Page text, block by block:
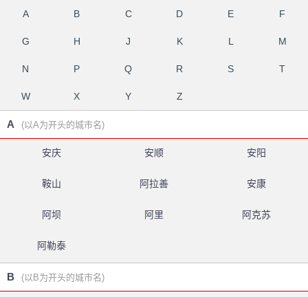
A B C D E F
G H J K L M
N P Q R S T
W X Y Z
A (以A为开头的城市名)
安庆 安顺 安阳
鞍山 阿拉善 安康
阿坝 阿里 阿克苏
阿勒泰
B (以B为开头的城市名)